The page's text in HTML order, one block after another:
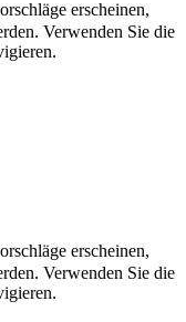
erscheinen,
Verwenden Sie die
erscheinen,
Verwenden Sie die